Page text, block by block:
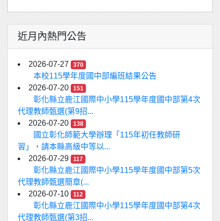
近月內熱門公告
2026-07-27 370
本校115學年度國中部編班結果公告
2026-07-20
151
彰化縣立鹿江國際中小學115學年度國中部第4次
代理教師甄選(第9招...
2026-07-20
138
國立彰化師範大學辦理「115年初任教師研
習」，請本縣高級中等以...
2026-07-29
117
彰化縣立鹿江國際中小學115學年度國中部第5次
代理教師甄選簡章(...
2026-07-10
112
彰化縣立鹿江國際中小學115學年度國中部第4次
代理教師甄選(第3招...